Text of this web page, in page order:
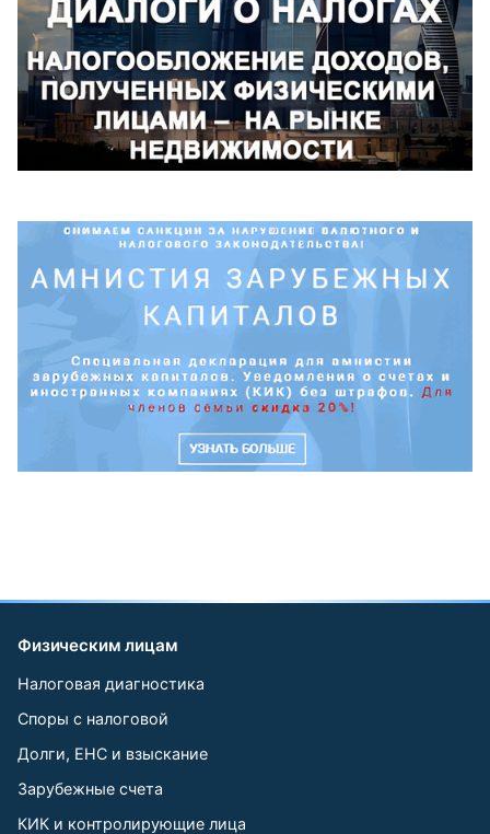
Физическим лицам
Налоговая диагностика
Споры с налоговой
Долги, ЕНС и взыскание
Зарубежные счета
КИК и контролирующие лица